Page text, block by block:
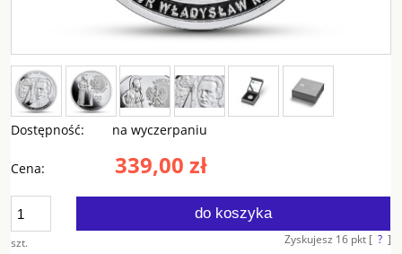
Dostępność: na wyczerpaniu
Cena: 339,00 zł
szt.
do koszyka
Zyskujesz 16pkt [ ? ]